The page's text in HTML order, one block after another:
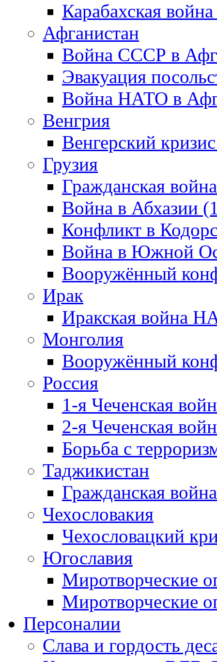
Карабахская
Афганистан
Война СССР в
Эвакуация
Война НАТО в
Венгрия
Венгерский
Грузия
Гражданская
Война в Абхазии
Конфликт в
Война в Южной
Вооружённый
Ирак
Иракская война
Монголия
Вооружённый
Россия
1-я Чеченская
2-я Чеченская
Борьба с
Таджикистан
Гражданская
Чехословакия
Чехословацкий
Югославия
Миротворческие
Миротворческие
Персоналии
Слава и гордость